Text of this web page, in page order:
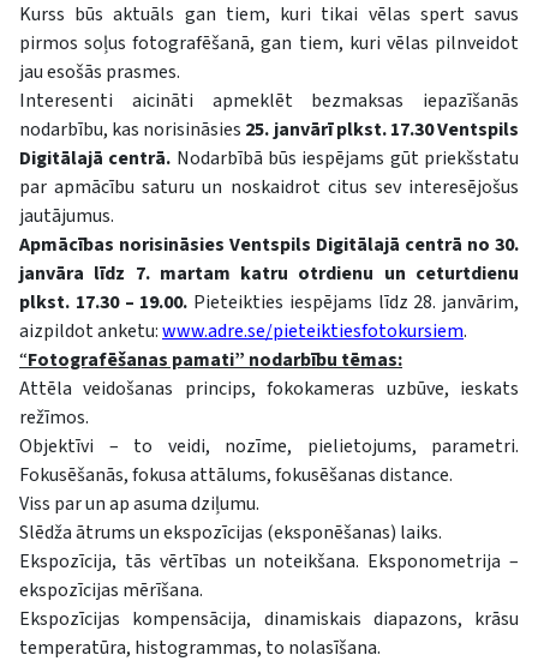
Kurss būs aktuāls gan tiem, kuri tikai vēlas spert savus
pirmos soļus fotografēšanā, gan tiem, kuri vēlas pilnveidot
jau esošās prasmes.
Interesenti aicināti apmeklēt bezmaksas iepazīšanās
nodarbību, kas norisināsies 25. janvārī plkst. 17.30 Ventspils
Digitālajā centrā. Nodarbībā būs iespējams gūt priekšstatu
par apmācību saturu un noskaidrot citus sev interesējošus
jautājumus.
Apmācības norisināsies Ventspils Digitālajā centrā no 30.
janvāra līdz 7. martam katru otrdienu un ceturtdienu
plkst. 17.30 – 19.00. Pieteikties iespējams līdz 28. janvārim,
aizpildot anketu:www.adre.se/pieteiktiesfotokursiem.
“Fotografēšanas pamati” nodarbību tēmas:
Attēla veidošanas princips, fokokameras uzbūve, ieskats
režīmos.
Objektīvi – to veidi, nozīme, pielietojums, parametri.
Fokusēšanās, fokusa attālums, fokusēšanas distance.
Viss par un ap asuma dziļumu.
Slēdža ātrums un ekspozīcijas (eksponēšanas) laiks.
Ekspozīcija, tās vērtības un noteikšana. Eksponometrija –
ekspozīcijas mērīšana.
Ekspozīcijas kompensācija, dinamiskais diapazons, krāsu
temperatūra, histogrammas, to nolasīšana.